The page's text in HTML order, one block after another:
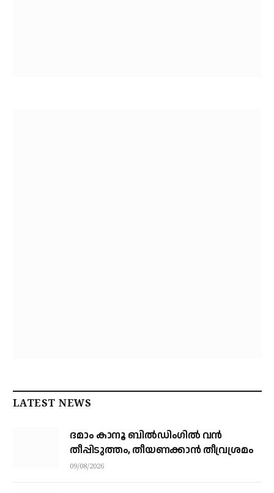
LATEST NEWS
ദമാം കാനൂ ബിൽഡിംഗിൽ വൻ
തീപ്പിടുത്തം, തീയണക്കാൻ തീവ്രശ്രമം
09/08/2026